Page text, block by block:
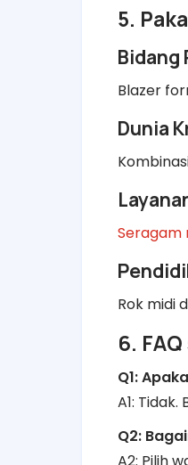
5.
Bidang
Blazer
Dunia
Seragam
Rok midi
6.
Q1:
A1:
Q2: